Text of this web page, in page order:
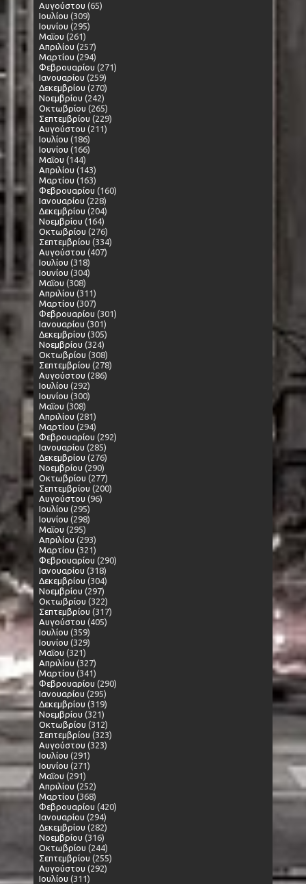
Αυγούστου (65)
Ιουλίου (309)
Ιουνίου (295)
Μαΐου (261)
Απριλίου (257)
Μαρτίου (294)
Φεβρουαρίου (271)
Ιανουαρίου (259)
Δεκεμβρίου (270)
Νοεμβρίου (242)
Οκτωβρίου (265)
Σεπτεμβρίου (229)
Αυγούστου (211)
Ιουλίου (186)
Ιουνίου (166)
Μαΐου (144)
Απριλίου (143)
Μαρτίου (163)
Φεβρουαρίου (160)
Ιανουαρίου (228)
Δεκεμβρίου (204)
Νοεμβρίου (164)
Οκτωβρίου (276)
Σεπτεμβρίου (334)
Αυγούστου (407)
Ιουλίου (318)
Ιουνίου (304)
Μαΐου (308)
Απριλίου (311)
Μαρτίου (307)
Φεβρουαρίου (301)
Ιανουαρίου (301)
Δεκεμβρίου (305)
Νοεμβρίου (324)
Οκτωβρίου (308)
Σεπτεμβρίου (278)
Αυγούστου (286)
Ιουλίου (292)
Ιουνίου (300)
Μαΐου (308)
Απριλίου (281)
Μαρτίου (294)
Φεβρουαρίου (292)
Ιανουαρίου (285)
Δεκεμβρίου (276)
Νοεμβρίου (290)
Οκτωβρίου (277)
Σεπτεμβρίου (200)
Αυγούστου (96)
Ιουλίου (295)
Ιουνίου (298)
Μαΐου (295)
Απριλίου (293)
Μαρτίου (321)
Φεβρουαρίου (290)
Ιανουαρίου (318)
Δεκεμβρίου (304)
Νοεμβρίου (297)
Οκτωβρίου (322)
Σεπτεμβρίου (317)
Αυγούστου (405)
Ιουλίου (359)
Ιουνίου (329)
Μαΐου (321)
Απριλίου (327)
Μαρτίου (341)
Φεβρουαρίου (290)
Ιανουαρίου (295)
Δεκεμβρίου (319)
Νοεμβρίου (321)
Οκτωβρίου (312)
Σεπτεμβρίου (323)
Αυγούστου (323)
Ιουλίου (291)
Ιουνίου (271)
Μαΐου (291)
Απριλίου (252)
Μαρτίου (368)
Φεβρουαρίου (420)
Ιανουαρίου (294)
Δεκεμβρίου (282)
Νοεμβρίου (316)
Οκτωβρίου (244)
Σεπτεμβρίου (255)
Αυγούστου (292)
Ιουλίου (311)